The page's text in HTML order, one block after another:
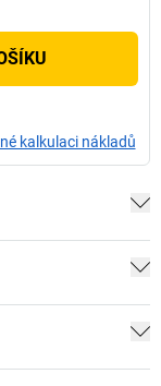
kalkulaci nákladů